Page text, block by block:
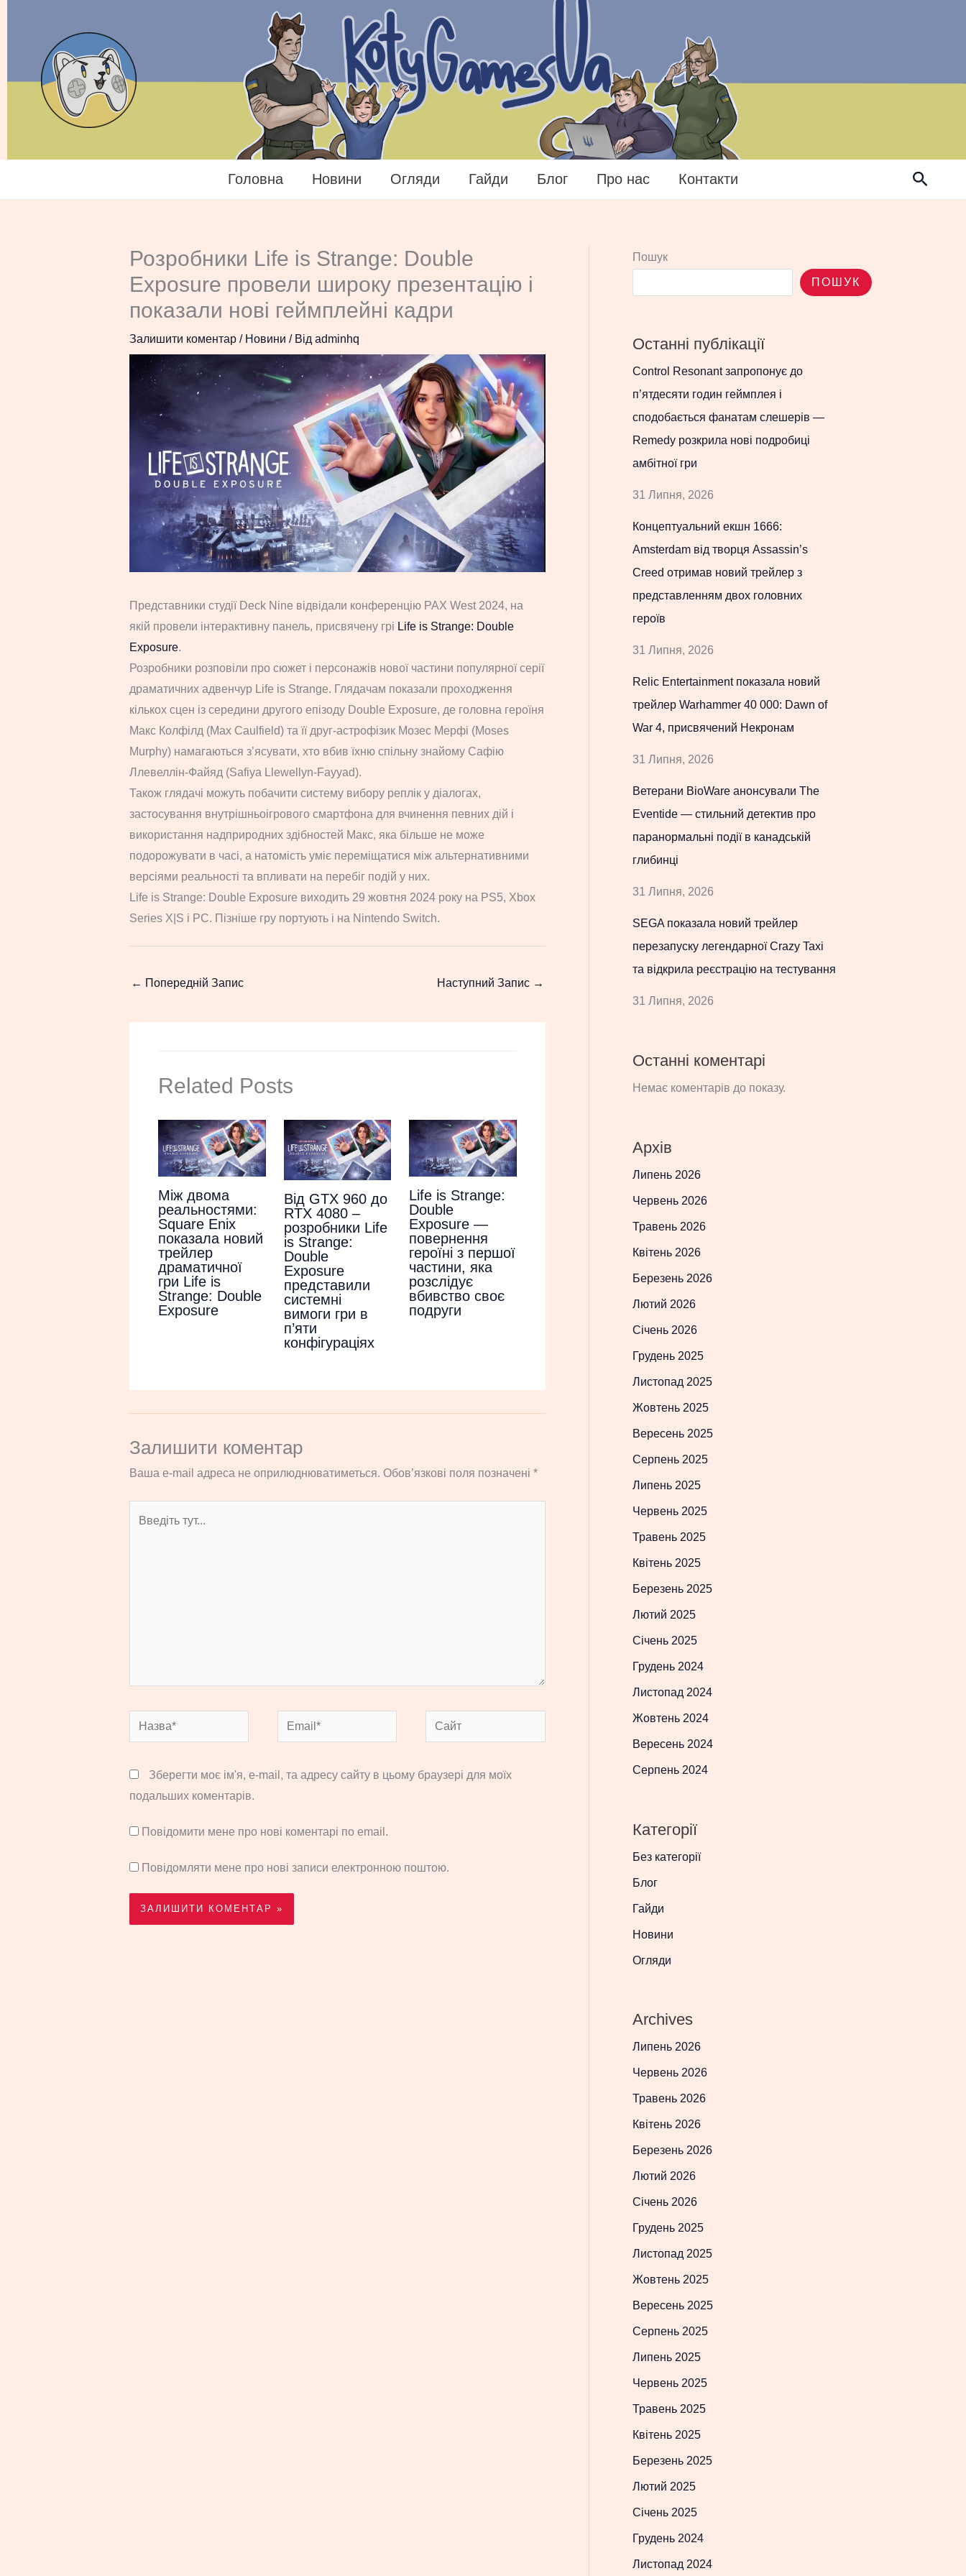
Головна Новини Огляди Гайди Блог Про нас Контакти Пошук
Розробники Life is Strange: Double
Exposure провели широку презентацію і
показали нові геймплейні кадри
Залишити коментар / Новини / Від adminhq
Представники студії Deck Nine відвідали конференцію PAX West 2024, на
якій провели інтерактивну панель, присвячену грі Life is Strange: Double
Exposure.
Розробники розповіли про сюжет і персонажів нової частини популярної серії
драматичних адвенчур Life is Strange. Глядачам показали проходження
кількох сцен із середини другого епізоду Double Exposure, де головна героїня
Макс Колфілд (Max Caulfield) та її друг-астрофізик Мозес Мерфі (Moses
Murphy) намагаються з’ясувати, хто вбив їхню спільну знайому Сафію
Ллевеллін-Файяд (Safiya Llewellyn-Fayyad).
Також глядачі можуть побачити систему вибору реплік у діалогах,
застосування внутрішньоігрового смартфона для вчинення певних дій і
використання надприродних здібностей Макс, яка більше не може
подорожувати в часі, а натомість уміє переміщатися між альтернативними
версіями реальності та впливати на перебіг подій у них.
Life is Strange: Double Exposure виходить 29 жовтня 2024 року на PS5, Xbox
Series X|S і PC. Пізніше гру портують і на Nintendo Switch.
← Попередній Запис Наступний Запис →
Related Posts
Між двома
реальностями:
Square Enix
показала новий
трейлер
драматичної
гри Life is
Strange: Double
Exposure
Від GTX 960 до
RTX 4080 –
розробники Life
is Strange:
Double
Exposure
представили
системні
вимоги гри в
п’яти
конфігураціях
Life is Strange:
Double
Exposure ―
повернення
героїні з першої
частини, яка
розслідує
вбивство своє
подруги
Залишити коментар
Ваша e-mail адреса не оприлюднюватиметься. Обов’язкові поля позначені *
Назва* Email* Сайт
Зберегти моє ім'я, e-mail, та адресу сайту в цьому браузері для моїх
подальших коментарів.
Повідомити мене про нові коментарі по email.
Повідомляти мене про нові записи електронною поштою.
Пошук
ПОШУК
Останні публікації
Control Resonant запропонує до
п’ятдесяти годин геймплея і
сподобається фанатам слешерів —
Remedy розкрила нові подробиці
амбітної гри
31 Липня, 2026
Концептуальний екшн 1666:
Amsterdam від творця Assassin’s
Creed отримав новий трейлер з
представленням двох головних
героїв
31 Липня, 2026
Relic Entertainment показала новий
трейлер Warhammer 40 000: Dawn of
War 4, присвячений Некронам
31 Липня, 2026
Ветерани BioWare анонсували The
Eventide — стильний детектив про
паранормальні події в канадській
глибинці
31 Липня, 2026
SEGA показала новий трейлер
перезапуску легендарної Crazy Taxi
та відкрила реєстрацію на тестування
31 Липня, 2026
Останні коментарі
Немає коментарів до показу.
Архів
Липень 2026
Червень 2026
Травень 2026
Квітень 2026
Березень 2026
Лютий 2026
Січень 2026
Грудень 2025
Листопад 2025
Жовтень 2025
Вересень 2025
Серпень 2025
Липень 2025
Червень 2025
Травень 2025
Квітень 2025
Березень 2025
Лютий 2025
Січень 2025
Грудень 2024
Листопад 2024
Жовтень 2024
Вересень 2024
Серпень 2024
Категорії
Без категорії
Блог
Гайди
Новини
Огляди
Archives
Липень 2026
Червень 2026
Травень 2026
Квітень 2026
Березень 2026
Лютий 2026
Січень 2026
Грудень 2025
Листопад 2025
Жовтень 2025
Вересень 2025
Серпень 2025
Липень 2025
Червень 2025
Травень 2025
Квітень 2025
Березень 2025
Лютий 2025
Січень 2025
Грудень 2024
Листопад 2024